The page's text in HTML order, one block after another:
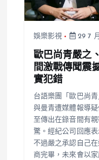
娛樂影視 29 7
歐巴尚青嚴之
間激戰傳聞震
實犯錯
台語樂團「歐巴尚
與曼青遭媒體報導
至傳出在錄音間有
驚。經紀公司回應
不過嚴之承認自己
商完畢，未來會以